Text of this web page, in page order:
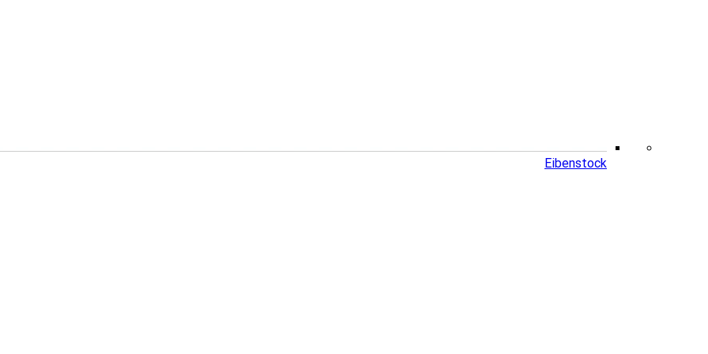
Eibenstock